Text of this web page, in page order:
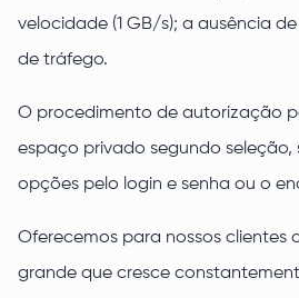
velocidade (1 GB/s); a ausência
de tráfego.
O procedimento de autorização
espaço privado segundo seleção,
opções pelo login e senha ou o
Oferecemos para nossos clientes
grande que cresce